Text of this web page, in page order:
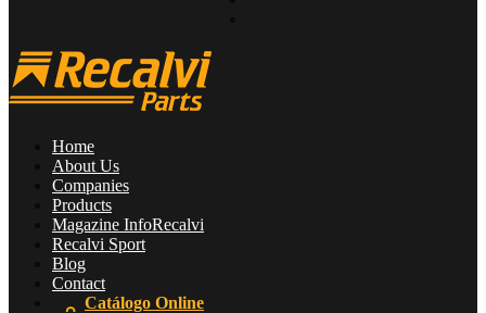
Home
About Us
Companies
Products
Magazine InfoRecalvi
Recalvi Sport
Blog
Contact
Catálogo Online